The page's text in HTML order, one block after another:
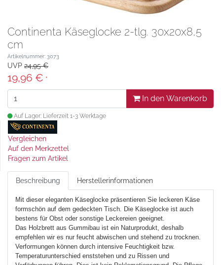
Continenta Käseglocke 2-tlg. 30x20x8,5
cm
Artikelnummer: 3073
UVP 24,95 €
19,96 € *
In den Warenkorb
Auf Lager: Lieferzeit 1-3 Werktage
Vergleichen
Auf den Merkzettel
Fragen zum Artikel
Beschreibung Herstellerinformationen
Mit dieser eleganten Käseglocke präsentieren Sie leckeren Käse
formschön auf dem gedeckten Tisch. Die Käseglocke ist auch
bestens für Obst oder sonstige Leckereien geeignet.
Das Holzbrett aus Gummibau ist ein Naturprodukt, deshalb
empfehlen wir es nur feucht abwischen und stehend zu trocknen.
Verformungen können durch intensive Feuchtigkeit bzw.
Temperaturunterschied enststehen und zu Rissen und